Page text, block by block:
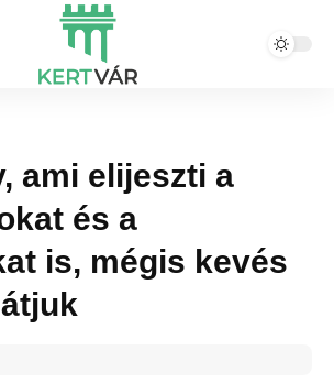
ami elijeszti a
és a
is, mégis kevés